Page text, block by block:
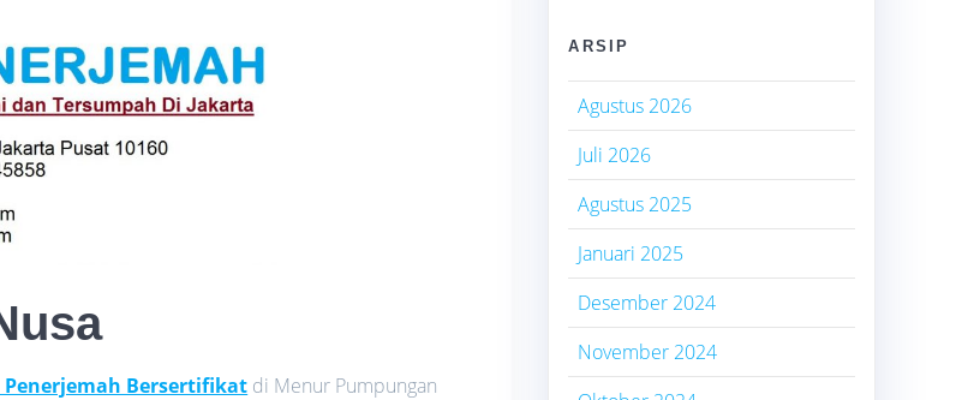
Penerjemah Bersertifikat di Menur Pumpungan
ARSIP
Agustus 2026
Juli 2026
Agustus 2025
Januari 2025
Desember 2024
November 2024